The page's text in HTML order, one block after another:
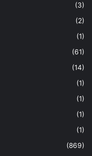
(3)
(2)
(1)
(61)
(14)
(1)
(1)
(1)
(1)
(869)